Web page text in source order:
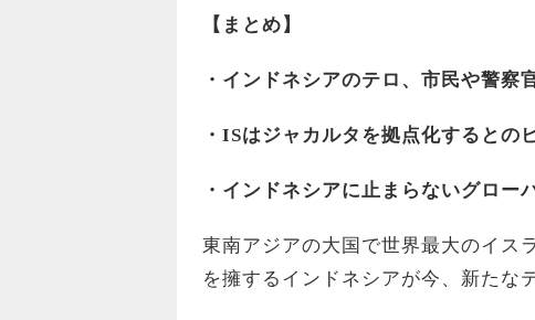
【まとめ】
・インドネシアのテロ、市民や警察
・ISはジャカルタを拠点化するとの
・インドネシアに止まらないグロー
東南アジアの大国で世界最大のイス
を擁するインドネシアが今、新たな